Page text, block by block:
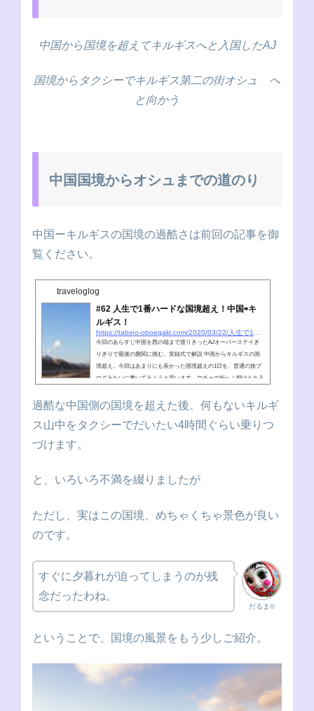
中国から国境を超えてキルギスへと入国したAJ
国境からタクシーでキルギス第二の街オシュ へ
と向かう
中国国境からオシュまでの道のり
中国ーキルギスの国境の過酷さは前回の記事を御
覧ください。
traveloglog
#62 人生で1番ハードな国境超え！中国⇨キ
ルギス！
今回のあらすじ中国を西の端まで渡りきったAJオーバーステイぎ
りぎりで最後の難関に挑む。実録式で解説 中国からキルギスの国
境超え。今回はあまりにも長かった国境超えの1日を、普通の旅ブ
ログみたいに書いてみようと思います。ウチャの街へ！朝はもちろ
ます。行き方は前日に宿泊したホステルのオーナーに聞いていた通
チャに向かうのはAJと、もう一人。ホステルで出会ったロシア人
過酷な中国側の国境を超えた後、何もないキルギ
ス山中をタクシーでだいたい4時間ぐらい乗りつ
づけます。
と、いろいろ不満を綴りましたが
ただし、実はこの国境、めちゃくちゃ景色が良い
のです。
だるま©
すぐに夕暮れが迫ってしまうのが残
念だったわね。
ということで、国境の風景をもう少しご紹介。